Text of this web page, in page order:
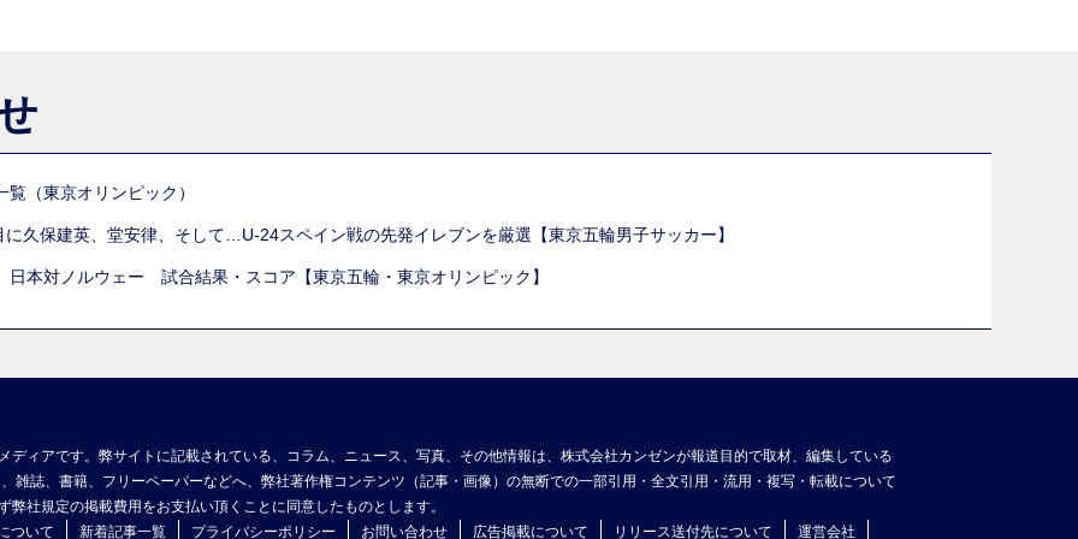
（東京オリンピック）
久保建英、堂安律、そして…U-24スペイン戦の先発イレブンを厳選【東京五輪男子サッカー】
本対ノルウェー 試合結果・スコア【東京五輪・東京オリンピック】
ィアです。弊サイトに記載されている、コラム、ニュース、写真、その他情報は、株式会社カンゼンが報道目的で取材、編集している
雑誌、書籍、フリーペーパーなどへ、弊社著作権コンテンツ（記事・画像）の無断での一部引用・全文引用・流用・複写・転載について
社規定の掲載費用をお支払い頂くことに同意したものとします。
ついて
新着記事一覧 プライバシーポリシー お問い合わせ 広告掲載について リリース送付先について 運営会社